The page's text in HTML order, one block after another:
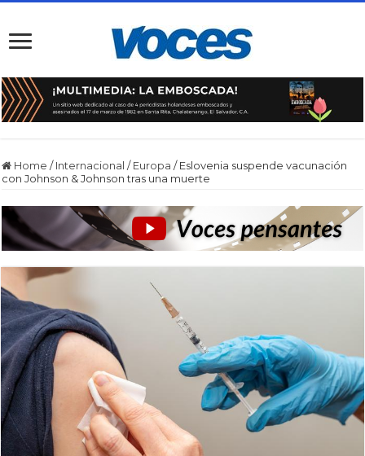
Home / Internacional / Europa / Eslovenia suspende vacunación
con Johnson & Johnson tras una muerte